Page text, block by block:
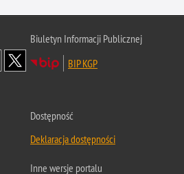
Biuletyn Informacji Publicznej
BIP KGP
Dostępność
Deklaracja dostępności
Inne wersje portalu